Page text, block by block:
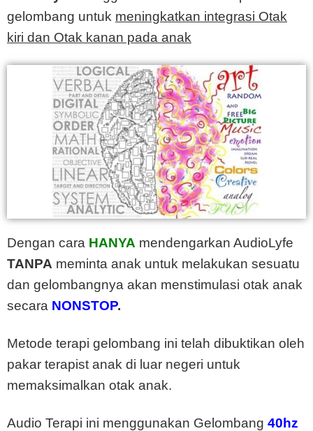
gelombang untuk meningkatkan integrasi Otak
kiri dan Otak kanan pada anak
Dengan cara HANYA mendengarkan AudioLyfe
TANPA meminta anak untuk melakukan sesuatu
dan gelombangnya akan menstimulasi otak anak
secara NONSTOP.
Metode terapi gelombang ini telah dibuktikan oleh
pakar terapist anak di luar negeri untuk
memaksimalkan otak anak.
Audio Terapi ini menggunakan Gelombang 40hz